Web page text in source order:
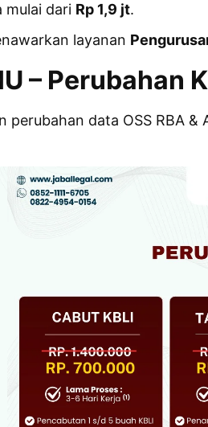
mulai dari Rp 1,9 jt.
layanan
– Perubahan
data OSS RBA &